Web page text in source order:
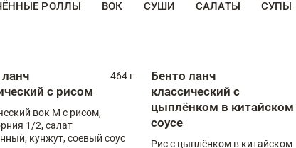
РОЛЛЫ ВОК СУШИ САЛАТЫ СУПЫ
с рисом
464 г
вок М с рисом,
1/2, салат
кунжут, соевый соус
Бенто ланч
классический с
цыплёнком в китайском
соусе
Рис с цыплёнком в китайском